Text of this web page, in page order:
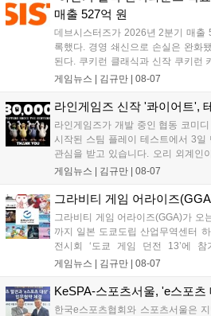
는 게임 접속 및 주요 콘텐츠 플레이
매출 527억 원
데브시스터즈가 2026년 2분기 매출
록했다. 경영 쇄신으로 손실은 완화
된다. 쿠키런 클래식과 신작 쿠키런
기는 13일 첫 업데이트를 시작으로 2
이다. 회사는 비용 효율화와 신작 흥
게임뉴스 | 김규만 | 08-07
라인게임즈 신작 '콰이어트',
라인게임즈가 개발 중인 협동 코미
시작된 스팀 플레이 테스트에서 3
관심을 받고 있습니다. 오리 외계인
최대 4인 협동을 지원하며, 소음 관리
을 개선 중이며, 상세 정보는 스팀 페
게임뉴스 | 김규만 | 08-07
그라비티 게임 어라이즈
그라비티 게임 어라이즈(GGA)가 오
까지 일본 도쿄도립 산업무역센터
전시회 ‘도쿄 게임 던전 13’에 참
‘JALECO ARCADE COLLECTION’
입니다. 시연 참여 관람객에게는 선
게임뉴스 | 김규만 | 08-07
KeSPA-스포츠서울, 'e스포츠
한국e스포츠협회와 스포츠서울은